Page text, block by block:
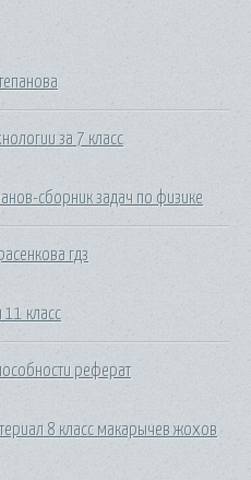
за 7 класс
сборник задач по физике
гдз
11 класс
реферат
8 класс макарычев жохов